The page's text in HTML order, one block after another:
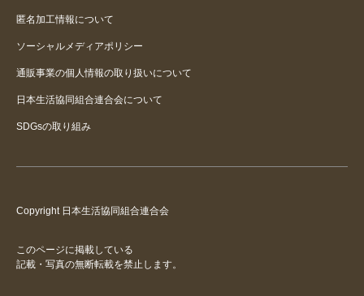
匿名加工情報について
ソーシャルメディアポリシー
通販事業の個人情報の取り扱いについて
日本生活協同組合連合会について
SDGsの取り組み
Copyright 日本生活協同組合連合会
このページに掲載している
記載・写真の無断転載を禁止します。